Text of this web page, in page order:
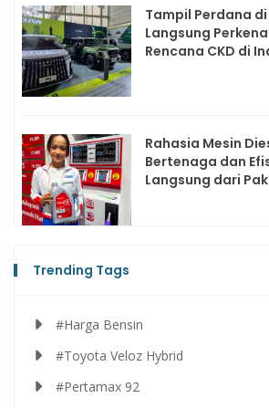
Tampil Perdana di
Langsung
Rencana CKD di
Rahasia Mesin
Bertenaga dan
Langsung dari
Trending Tags
#Harga Bensin
#Toyota Veloz Hybrid
#Pertamax 92